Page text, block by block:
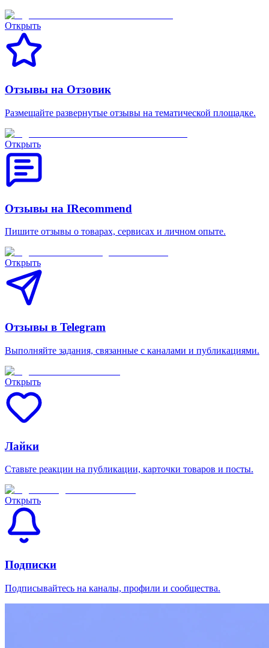
Открыть
Отзывы на Отзовик
Размещайте развернутые отзывы на тематической площадке.
Открыть
Отзывы на IRecommend
Пишите отзывы о товарах, сервисах и личном опыте.
Открыть
Отзывы в Telegram
Выполняйте задания, связанные с каналами и публикациями.
Открыть
Лайки
Ставьте реакции на публикации, карточки товаров и посты.
Открыть
Подписки
Подписывайтесь на каналы, профили и сообщества.